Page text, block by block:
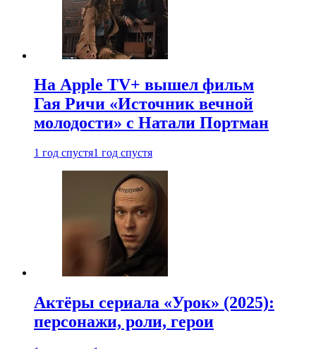
На Apple TV+ вышел фильм
Гая Ричи «Источник вечной
молодости» с Натали Портман
1 год спустя1 год спустя
Актёры сериала «Урок» (2025):
персонажи, роли, герои